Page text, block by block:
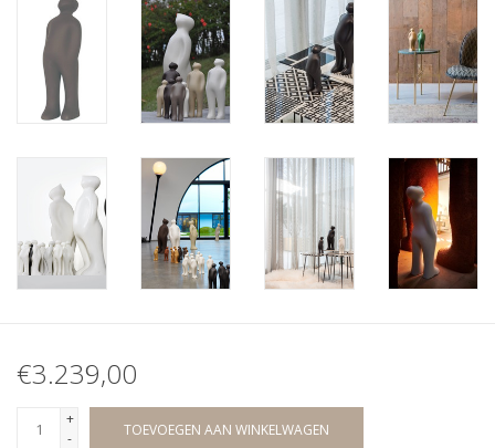
€3.239,00
+
-
TOEVOEGEN AAN WINKELWAGEN